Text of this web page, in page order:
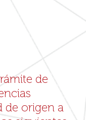
de
de origen a